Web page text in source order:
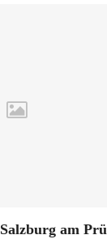
am